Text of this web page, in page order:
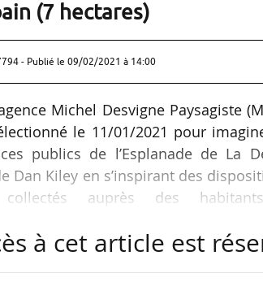
(7 hectares)
- Publié le 09/02/2021 à 14:00
Michel Desvigne Paysagiste
le 11/01/2021 pour
publics de l’Esplanade de La
Dan Kiley en s’inspirant des
collectés auprès des
à cet article est